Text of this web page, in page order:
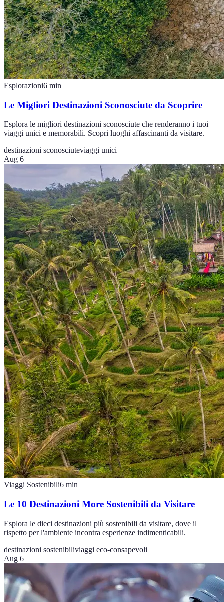
Esplorazioni6 min
Le Migliori Destinazioni Sconosciute da Scoprire
Esplora le migliori destinazioni sconosciute che renderanno i tuoi
viaggi unici e memorabili. Scopri luoghi affascinanti da visitare.
destinazioni sconosciuteviaggi unici
Aug 6
Viaggi Sostenibili6 min
Le 10 Destinazioni More Sostenibili da Visitare
Esplora le dieci destinazioni più sostenibili da visitare, dove il
rispetto per l'ambiente incontra esperienze indimenticabili.
destinazioni sostenibiliviaggi eco-consapevoli
Aug 6